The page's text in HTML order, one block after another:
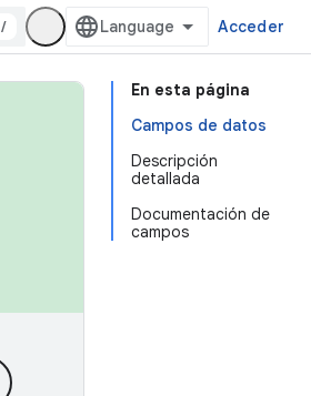
/ Acceder
En esta página
Campos de datos
Descripción
detallada
Documentación de
campos